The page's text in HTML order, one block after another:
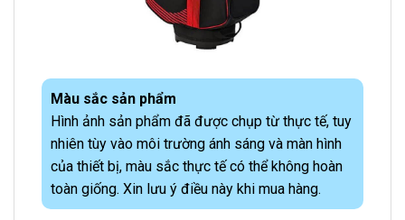
Màu sắc sản phẩm
Hình ảnh sản phẩm đã được chụp từ thực tế, tuy
nhiên tùy vào môi trường ánh sáng và màn hình
của thiết bị, màu sắc thực tế có thể không hoàn
toàn giống. Xin lưu ý điều này khi mua hàng.